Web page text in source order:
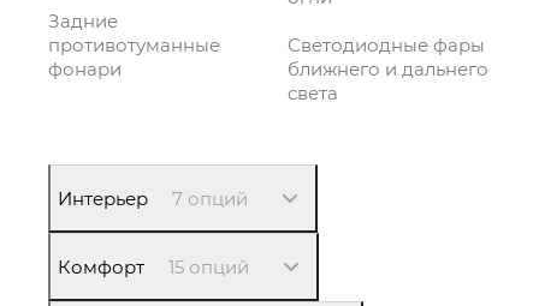
Задние
противотуманные
фонари
Светодиодные фары
ближнего и дальнего
света
Интерьер 7 опций
Комфорт 15 опций